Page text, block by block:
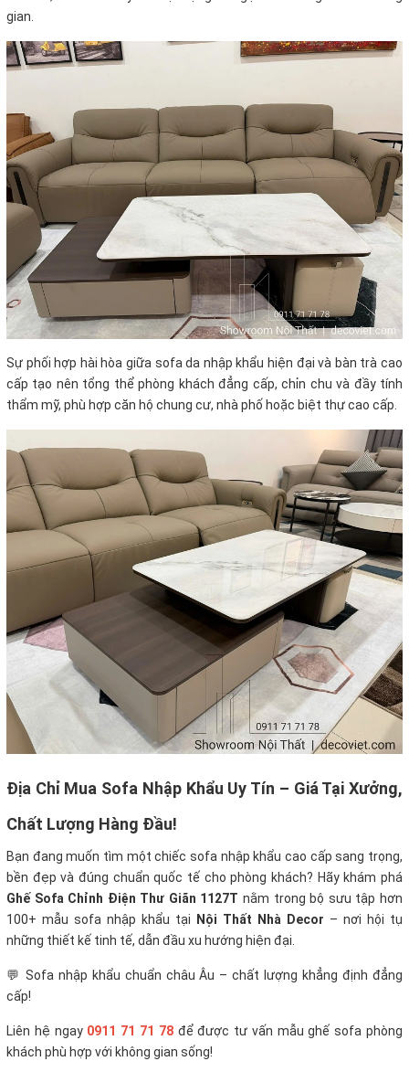
gian.
Sự phối hợp hài hòa giữa sofa da nhập khẩu hiện đại và bàn trà cao
cấp tạo nên tổng thể phòng khách đẳng cấp, chỉn chu và đầy tính
thẩm mỹ, phù hợp căn hộ chung cư, nhà phố hoặc biệt thự cao cấp.
Địa Chỉ Mua Sofa Nhập Khẩu Uy Tín – Giá Tại Xưởng,
Chất Lượng Hàng Đầu!
Bạn đang muốn tìm một chiếc sofa nhập khẩu cao cấp sang trọng,
bền đẹp và đúng chuẩn quốc tế cho phòng khách? Hãy khám phá
Ghế Sofa Chỉnh Điện Thư Giãn 1127T nằm trong bộ sưu tập hơn
100+ mẫu sofa nhập khẩu tại
Nội Thất Nhà Decor – nơi hội tụ
những thiết kế tinh tế, dẫn đầu xu hướng hiện đại.
💬 Sofa nhập khẩu chuẩn châu Âu – chất lượng khẳng định đẳng
cấp!
Liên hệ ngay 0911 71 71 78để được tư vấn mẫu ghế sofa phòng
khách phù hợp với không gian sống!